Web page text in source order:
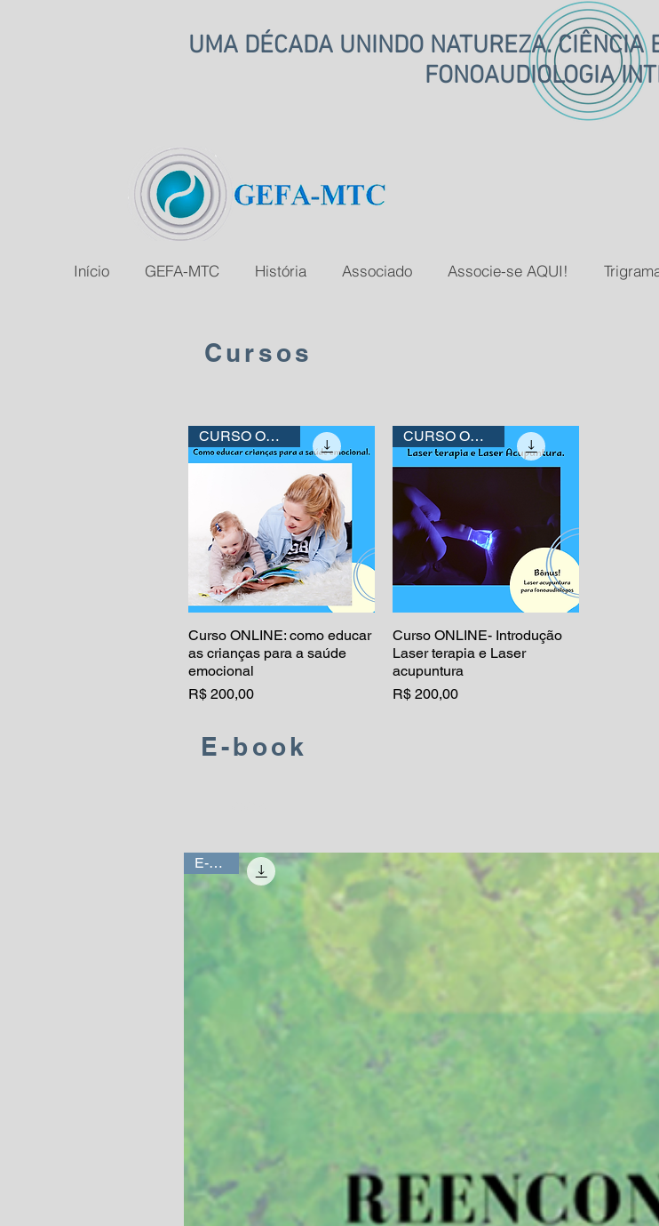
UMA DÉCADA UNINDO NATUREZA. CIÊNCIA
FONOAUDIOLOGIA
Início GEFA-MTC História Associado Associe-se AQUI!
Cursos
Visualização rápida
CURSO ONLINE
Curso ONLINE: como educar
as crianças para a saúde
emocional
Preço
R$ 200,00
Visualização rápida
CURSO ONLINE
Curso ONLINE- Introdução
Laser terapia e Laser
acupuntura
Preço
R$ 200,00
E-book
E-book